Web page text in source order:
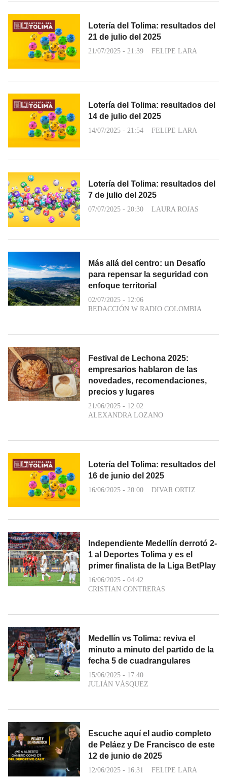
Lotería del Tolima: resultados del
21 de julio del 2025
21/07/2025 - 21:39 FELIPE LARA
Lotería del Tolima: resultados del
14 de julio del 2025
14/07/2025 - 21:54 FELIPE LARA
Lotería del Tolima: resultados del
7 de julio del 2025
07/07/2025 - 20:30 LAURA ROJAS
Más allá del centro: un Desafío
para repensar la seguridad con
enfoque territorial
02/07/2025 - 12:06
REDACCIÓN W RADIO COLOMBIA
Festival de Lechona 2025:
empresarios hablaron de las
novedades, recomendaciones,
precios y lugares
21/06/2025 - 12:02
ALEXANDRA LOZANO
Lotería del Tolima: resultados del
16 de junio del 2025
16/06/2025 - 20:00 DIVAR ORTIZ
Independiente Medellín derrotó 2-
1 al Deportes Tolima y es el
primer finalista de la Liga BetPlay
16/06/2025 - 04:42
CRISTIAN CONTRERAS
Medellín vs Tolima: reviva el
minuto a minuto del partido de la
fecha 5 de cuadrangulares
15/06/2025 - 17:40
JULIÁN VÁSQUEZ
Escuche aquí el audio completo
de Peláez y De Francisco de este
12 de junio de 2025
12/06/2025 - 16:31 FELIPE LARA